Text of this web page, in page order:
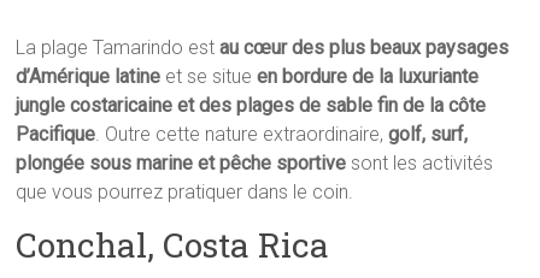
La plage Tamarindo estau cœur des plus beaux paysages
d’Amérique latine et se situeen bordure de la luxuriante
jungle costaricaine et des plages de sable fin de la côte
Pacifique . Outre cette nature extraordinaire,golf, surf,
plongée sous marine et pêche sportive sont les activités
que vous pourrez pratiquer dans le coin.
Conchal, Costa Rica